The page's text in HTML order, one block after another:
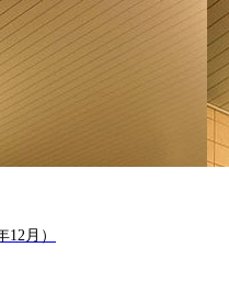
月）